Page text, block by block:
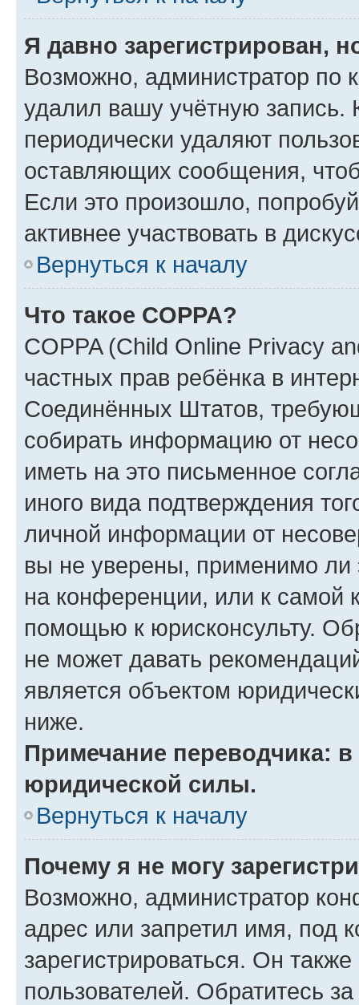
Я давно зарегистрирован,
Возможно, администратор по
удалил вашу учётную запись.
периодически удаляют
оставляющих сообщения,
Если это произошло,
активнее участвовать в
Вернуться к началу
Что такое COPPA?
COPPA (Child Online Privacy
частных прав ребёнка в
Соединённых Штатов,
собирать информацию от
иметь на это письменное
иного вида подтверждения
личной информации от
вы не уверены, применимо ли
на конференции, или к самой
помощью к юрисконсульту.
не может давать
является объектом
ниже.
Примечание переводчика:
юридической силы.
Вернуться к началу
Почему я не могу
Возможно, администратор
адрес или запретил имя, под
зарегистрироваться. Он
пользователей. Обратитесь